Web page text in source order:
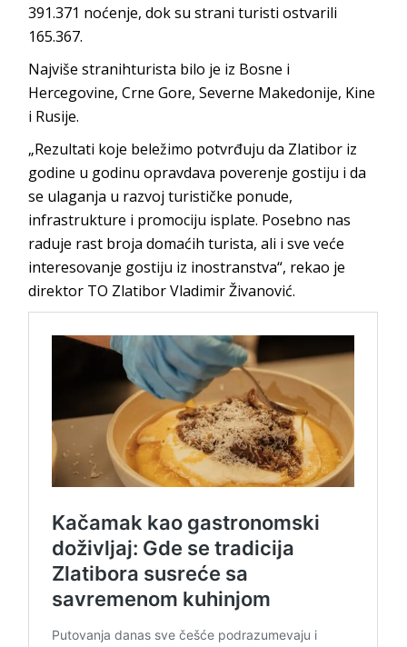
391.371 noćenje, dok su strani turisti ostvarili
165.367.
Najviše stranihturista bilo je iz Bosne i
Hercegovine, Crne Gore, Severne Makedonije, Kine
i Rusije.
„Rezultati koje beležimo potvrđuju da Zlatibor iz
godine u godinu opravdava poverenje gostiju i da
se ulaganja u razvoj turističke ponude,
infrastrukture i promociju isplate. Posebno nas
raduje rast broja domaćih turista, ali i sve veće
interesovanje gostiju iz inostranstva“, rekao je
direktor TO Zlatibor Vladimir Živanović.